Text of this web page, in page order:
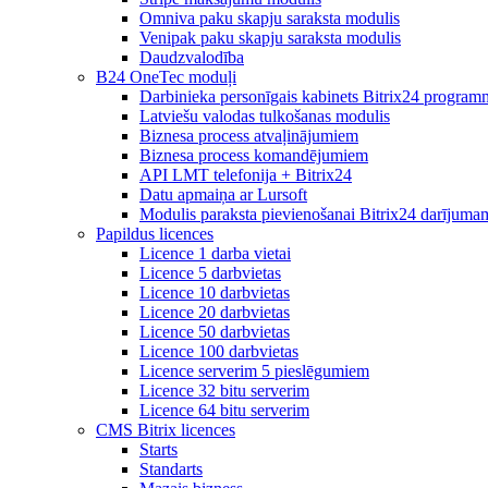
Omniva paku skapju saraksta modulis
Venipak paku skapju saraksta modulis
Daudzvalodība
B24 OneTec moduļi
Darbinieka personīgais kabinets Bitrix24
Latviešu valodas tulkošanas modulis
Biznesa process atvaļinājumiem
Biznesa process komandējumiem
API LMT telefonija + Bitrix24
Datu apmaiņa ar Lursoft
Modulis paraksta pievienošanai Bitrix24
Papildus licences
Licence 1 darba vietai
Licence 5 darbvietas
Licence 10 darbvietas
Licence 20 darbvietas
Licence 50 darbvietas
Licence 100 darbvietas
Licence serverim 5 pieslēgumiem
Licence 32 bitu serverim
Licence 64 bitu serverim
CMS Bitrix licences
Starts
Standarts